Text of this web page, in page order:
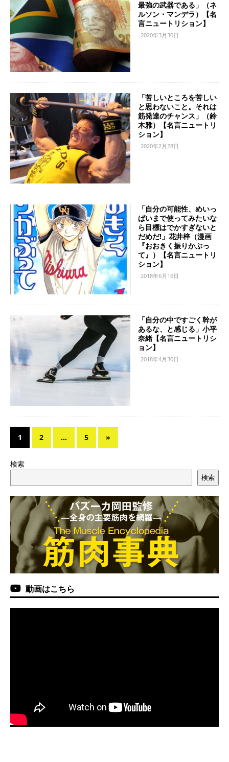
最強の武器である」（ネ
ルソン・マンデラ）【名
言ニュートリション】
2020年3月30日
「苦しいところを苦しい
と思わないこと。それは
筋発達のチャンス」（鈴
木雅）【名言ニュートリ
ション】
2020年2月28日
「自分の可能性、めいっ
ぱいまで使ってみたいな
ら目標はでかすぎないと
だめだ!」花井梓（漫画
『おおきく振りかぶっ
て』）【名言ニュートリ
ション】
2018年6月16日
「自分の中ですごく幹が
あるな、と感じる」小平
奈緒【名言ニュートリシ
ョン】
2018年4月30日
1 2 … 5 »
検索
検索
動画はこちら